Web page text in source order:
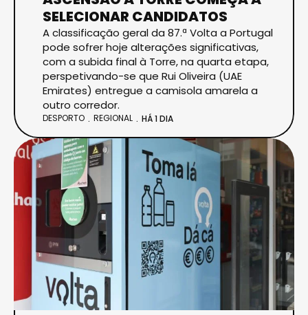
SELECIONAR CANDIDATOS
A classificação geral da 87.ª Volta a Portugal
pode sofrer hoje alterações significativas,
com a subida final à Torre, na quarta etapa,
perspetivando-se que Rui Oliveira (UAE
Emirates) entregue a camisola amarela a
outro corredor.
DESPORTO REGIONAL HÁ 1 DIA